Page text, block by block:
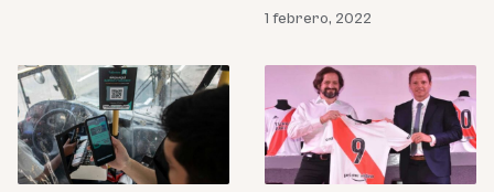
1 febrero, 2022